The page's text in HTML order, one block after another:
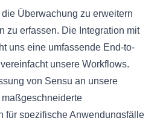
Überwachung zu erweitern
zu erfassen. Die Integration mit
uns eine umfassende End-to-
unsere Workflows.
von Sensu an unsere
für spezifische Anwendungsfälle